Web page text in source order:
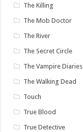
The Killing
The Mob Doctor
The River
The Secret Circle
The Vampire Diaries
The Walking Dead
Touch
True Blood
True Detective